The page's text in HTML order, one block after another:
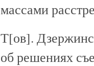
массами
Т[ов].
об решениях